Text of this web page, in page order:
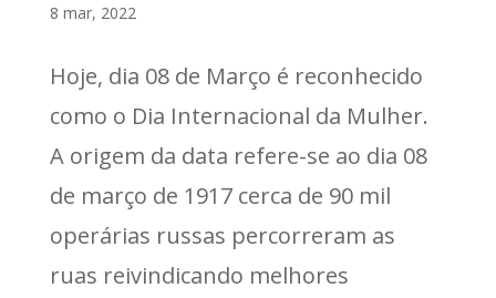
8 mar, 2022
Hoje, dia 08 de Março é reconhecido
como o Dia Internacional da Mulher.
A origem da data refere-se ao dia 08
de março de 1917 cerca de 90 mil
operárias russas percorreram as
ruas reivindicando melhores